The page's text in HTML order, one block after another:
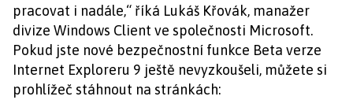
pracovat i nadále,“ říká Lukáš Křovák, manažer
divize Windows Client ve společnosti Microsoft.
Pokud jste nové bezpečnostní funkce Beta verze
Internet Exploreru 9 ještě nevyzkoušeli, můžete si
prohlížeč stáhnout na stránkách: